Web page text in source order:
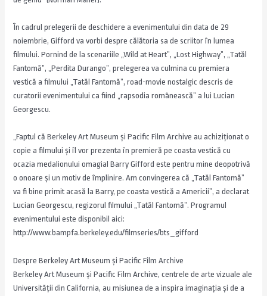
În cadrul prelegerii de deschidere a evenimentului din data de 29
noiembrie, Gifford va vorbi despre călătoria sa de scriitor în lumea
filmului. Pornind de la scenariile „Wild at Heart”, „Lost Highway”, „Tatăl
Fantomă”, „Perdita Durango”, prelegerea va culmina cu premiera
vestică a filmului „Tatăl Fantomă”, road-movie nostalgic descris de
curatorii evenimentului ca fiind „rapsodia românească” a lui Lucian
Georgescu.
„Faptul că Berkeley Art Museum și Pacific Film Archive au achiziţionat o
copie a filmului şi îl vor prezenta în premieră pe coasta vestică cu
ocazia medalionului omagial Barry Gifford este pentru mine deopotrivă
o onoare şi un motiv de împlinire. Am convingerea că „Tatăl Fantomă”
va fi bine primit acasă la Barry, pe coasta vestică a Americii”, a declarat
Lucian Georgescu, regizorul filmului „Tatăl Fantomă”. Programul
evenimentului este disponibil aici:
http://www.bampfa.berkeley.edu/filmseries/bts_gifford
Despre Berkeley Art Museum şi Pacific Film Archive
Berkeley Art Museum şi Pacific Film Archive, centrele de arte vizuale ale
Universităţii din California, au misiunea de a inspira imaginaţia şi de a